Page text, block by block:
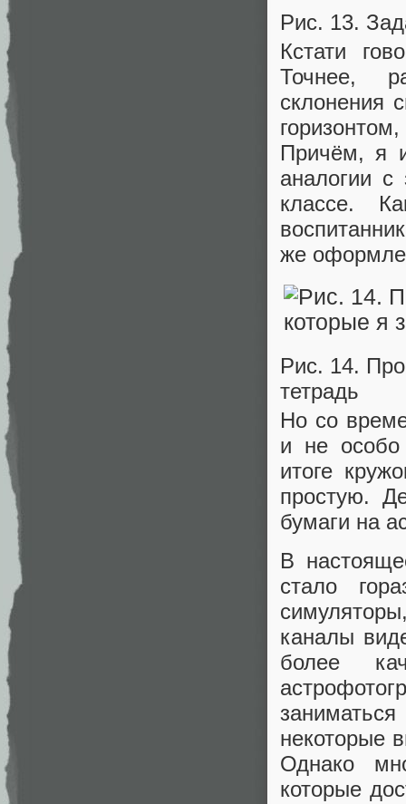
Рис. 13.
Кстати
Точнее,
склонения
Причём, я
аналогии
классе.
же
Рис. 14.
тетрадь
Но со
и не
итоге
простую.
бумаги на
В
стало
каналы
более
некоторые
Однако
которые